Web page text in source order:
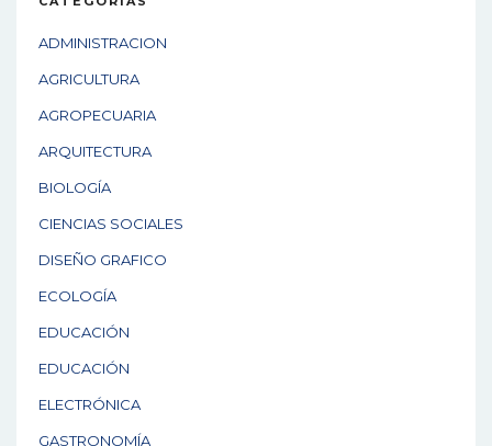
ADMINISTRACION
AGRICULTURA
AGROPECUARIA
ARQUITECTURA
BIOLOGÍA
CIENCIAS SOCIALES
DISEÑO GRAFICO
ECOLOGÍA
EDUCACIÓN
EDUCACIÓN
ELECTRÓNICA
GASTRONOMÍA